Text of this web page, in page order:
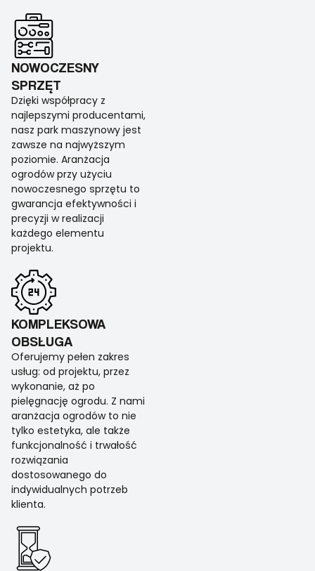
NOWOCZESNY
SPRZĘT
Dzięki współpracy z
najlepszymi producentami,
nasz park maszynowy jest
zawsze na najwyższym
poziomie. Aranżacja
ogrodów przy użyciu
nowoczesnego sprzętu to
gwarancja efektywności i
precyzji w realizacji
każdego elementu
projektu.
KOMPLEKSOWA
OBSŁUGA
Oferujemy pełen zakres
usług: od projektu, przez
wykonanie, aż po
pielęgnację ogrodu. Z nami
aranżacja ogrodów to nie
tylko estetyka, ale także
funkcjonalność i trwałość
rozwiązania
dostosowanego do
indywidualnych potrzeb
klienta.